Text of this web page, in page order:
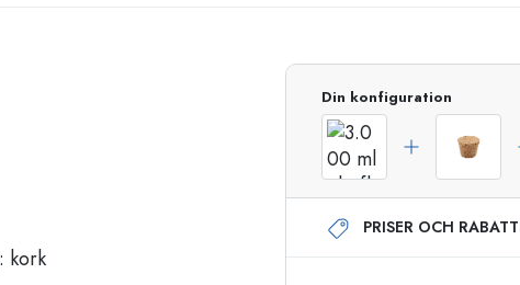
Sprayflaskor
Airless dispenser
Roll on-flaskor
Din konfiguration
PRISER OCH